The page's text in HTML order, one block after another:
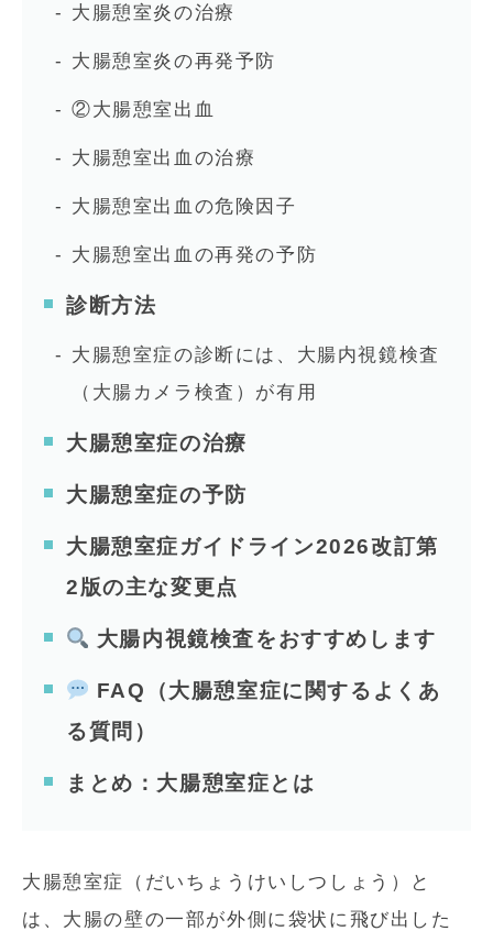
大腸憩室炎の治療
大腸憩室炎の再発予防
②大腸憩室出血
大腸憩室出血の治療
大腸憩室出血の危険因子
大腸憩室出血の再発の予防
診断方法
大腸憩室症の診断には、大腸内視鏡検査
（大腸カメラ検査）が有用
大腸憩室症の治療
大腸憩室症の予防
大腸憩室症ガイドライン2026改訂第
2版の主な変更点
大腸内視鏡検査をおすすめします
FAQ（大腸憩室症に関するよくあ
る質問）
まとめ：大腸憩室症とは
大腸憩室症（だいちょうけいしつしょう）と
は、大腸の壁の一部が外側に袋状に飛び出した